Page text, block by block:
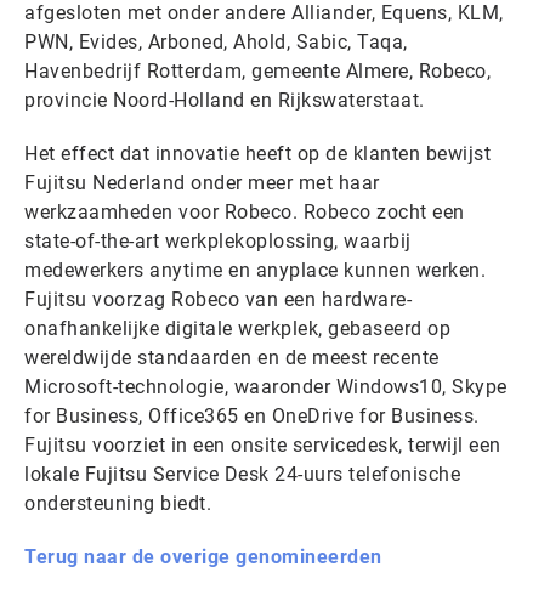
afgesloten met onder andere Alliander, Equens, KLM,
PWN, Evides, Arboned, Ahold, Sabic, Taqa,
Havenbedrijf Rotterdam, gemeente Almere, Robeco,
provincie Noord-Holland en Rijkswaterstaat.
Het effect dat innovatie heeft op de klanten bewijst
Fujitsu Nederland onder meer met haar
werkzaamheden voor Robeco. Robeco zocht een
state-of-the-art werkplekoplossing, waarbij
medewerkers anytime en anyplace kunnen werken.
Fujitsu voorzag Robeco van een hardware-
onafhankelijke digitale werkplek, gebaseerd op
wereldwijde standaarden en de meest recente
Microsoft-technologie, waaronder Windows10, Skype
for Business, Office365 en OneDrive for Business.
Fujitsu voorziet in een onsite servicedesk, terwijl een
lokale Fujitsu Service Desk 24-uurs telefonische
ondersteuning biedt.
Terug naar de overige genomineerden